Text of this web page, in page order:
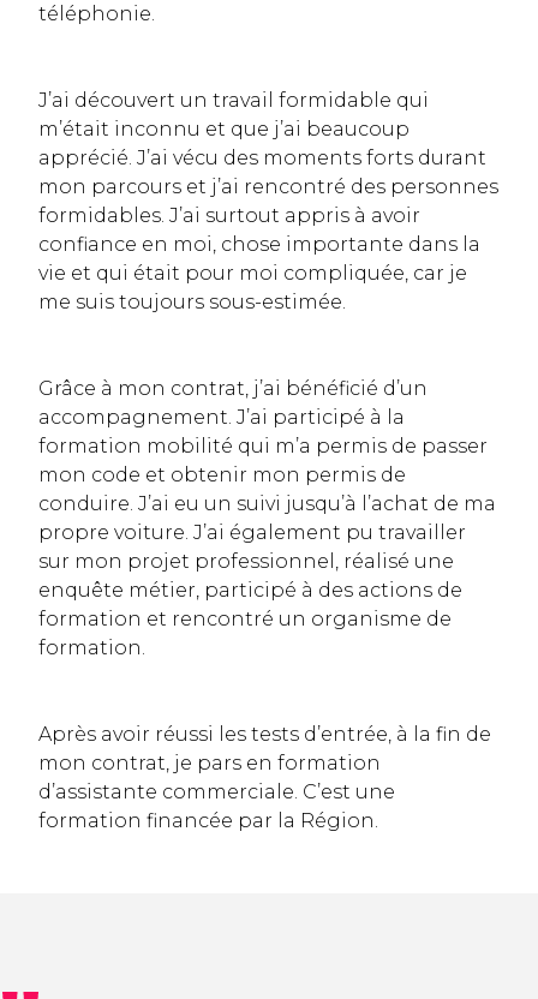
téléphonie.
J’ai découvert un travail formidable qui
m’était inconnu et que j’ai beaucoup
apprécié. J’ai vécu des moments forts durant
mon parcours et j’ai rencontré des personnes
formidables. J’ai surtout appris à avoir
confiance en moi, chose importante dans la
vie et qui était pour moi compliquée, car je
me suis toujours sous-estimée.
Grâce à mon contrat, j’ai bénéficié d’un
accompagnement. J’ai participé à la
formation mobilité qui m’a permis de passer
mon code et obtenir mon permis de
conduire. J’ai eu un suivi jusqu’à l’achat de ma
propre voiture. J’ai également pu travailler
sur mon projet professionnel, réalisé une
enquête métier, participé à des actions de
formation et rencontré un organisme de
formation.
Après avoir réussi les tests d’entrée, à la fin de
mon contrat, je pars en formation
d’assistante commerciale. C’est une
formation financée par la Région.